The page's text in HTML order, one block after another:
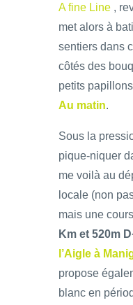
A fine Line ,
met alors à
sentiers dans
côtés des
petits
Au matin.
Sous la
pique-niquer
me voilà au
locale (non
mais une
Km et 520m
l’Aigle à
propose
blanc en